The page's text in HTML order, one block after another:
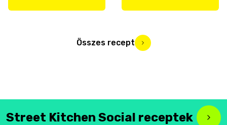
Összes recept
Street Kitchen Social receptek